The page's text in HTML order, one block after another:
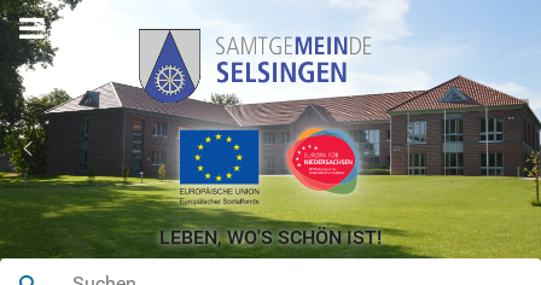
LEBEN, WO'S SCHÖN IST!